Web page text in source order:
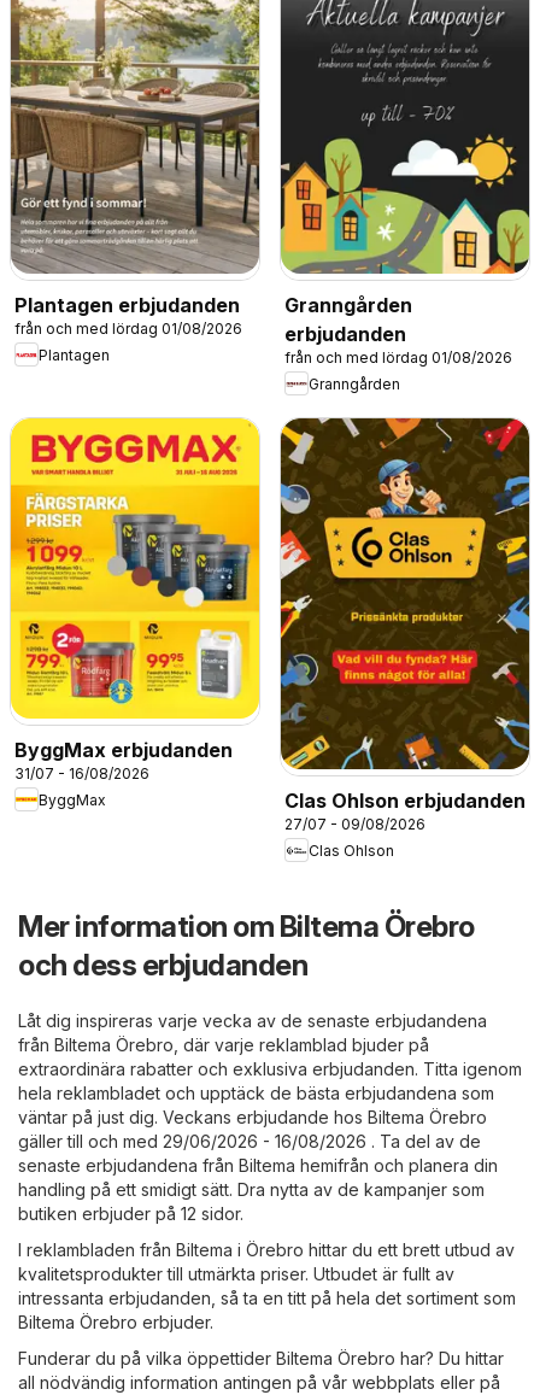
Plantagen erbjudanden
från och med lördag 01/08/2026
Plantagen
Granngården
erbjudanden
från och med lördag 01/08/2026
Granngården
ByggMax erbjudanden
31/07 - 16/08/2026
ByggMax
Clas Ohlson erbjudanden
27/07 - 09/08/2026
Clas Ohlson
Mer information om Biltema Örebro
och dess erbjudanden
Låt dig inspireras varje vecka av de senaste erbjudandena
från Biltema Örebro, där varje reklamblad bjuder på
extraordinära rabatter och exklusiva erbjudanden. Titta igenom
hela reklambladet och upptäck de bästa erbjudandena som
väntar på just dig. Veckans erbjudande hos Biltema Örebro
gäller till och med 29/06/2026 - 16/08/2026 . Ta del av de
senaste erbjudandena från Biltema hemifrån och planera din
handling på ett smidigt sätt. Dra nytta av de kampanjer som
butiken erbjuder på 12 sidor.
I reklambladen från Biltema i Örebro hittar du ett brett utbud av
kvalitetsprodukter till utmärkta priser. Utbudet är fullt av
intressanta erbjudanden, så ta en titt på hela det sortiment som
Biltema Örebro erbjuder.
Funderar du på vilka öppettider Biltema Örebro har? Du hittar
all nödvändig information antingen på vår webbplats eller på